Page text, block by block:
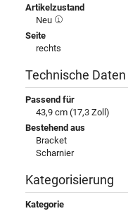
Artikelzustand
Neu
Seite
rechts
Technische Daten
Passend für
43,9 cm (17,3 Zoll)
Bestehend aus
Bracket
Scharnier
Kategorisierung
Kategorie